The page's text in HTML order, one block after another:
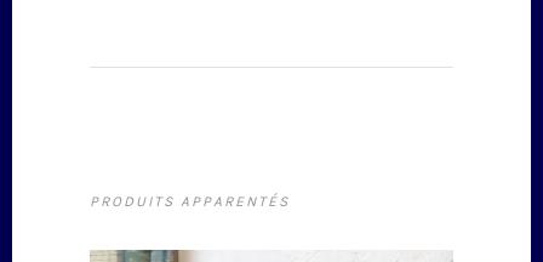
PRODUITS APPARENTÉS